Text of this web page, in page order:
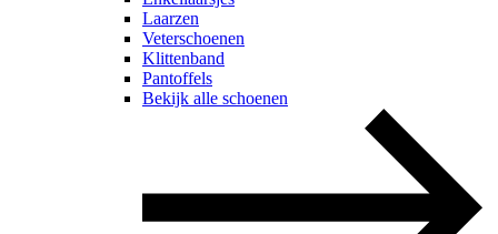
Laarzen
Veterschoenen
Klittenband
Pantoffels
Bekijk alle schoenen